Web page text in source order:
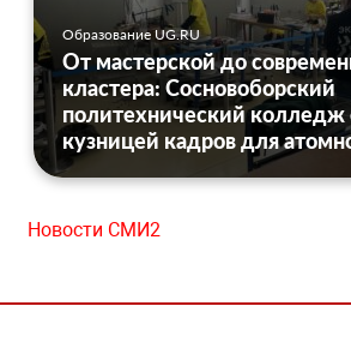
Образование UG.RU
От мастерской до
кластера: Сосновоборский
политехнический колледж
кузницей кадров для
Новости СМИ2